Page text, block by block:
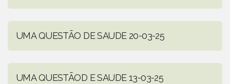
UMA QUESTÃO DE SAUDE 20-03-25
UMA QUESTÃOD E SAUDE 13-03-25